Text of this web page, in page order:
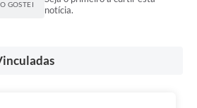
GOSTEI
notícia.